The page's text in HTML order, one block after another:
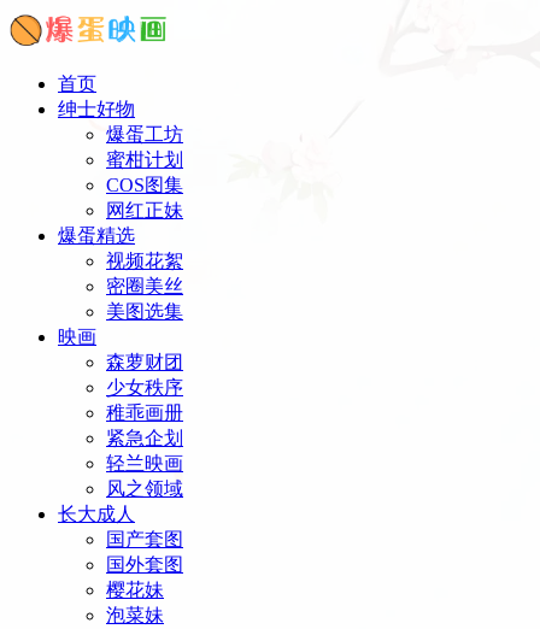
首页
绅士好物
爆蛋工坊
蜜柑计划
COS图集
网红正妹
爆蛋精选
视频花絮
密圈美丝
美图选集
映画
森萝财团
少女秩序
稚乖画册
紧急企划
轻兰映画
风之领域
长大成人
国产套图
国外套图
樱花妹
泡菜妹